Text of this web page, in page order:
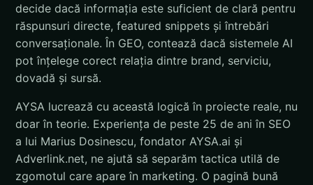
decide dacă informația este suficient de clară pentru
răspunsuri directe, featured snippets și întrebări
conversaționale. În GEO, contează dacă sistemele AI
pot înțelege corect relația dintre brand, serviciu,
dovadă și sursă.
AYSA lucrează cu această logică în proiecte reale, nu
doar în teorie. Experiența de peste 25 de ani în SEO
a lui Marius Dosinescu, fondator AYSA.ai și
Adverlink.net, ne ajută să separăm tactica utilă de
zgomotul care apare în marketing. O pagină bună